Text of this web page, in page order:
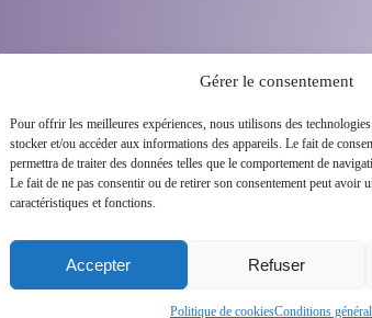
Gérer le consentement
Pour offrir les meilleures expériences, nous utilisons des
stocker et/ou accéder aux informations des appareils. Le fait de
permettra de traiter des données telles que le comportement de
Le fait de ne pas consentir ou de retirer son consentement peut avoir
caractéristiques et fonctions.
Accepter Refuser
Politique de cookiesConditions